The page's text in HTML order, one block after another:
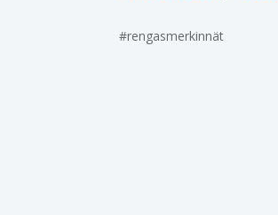
#rengasmerkinnät